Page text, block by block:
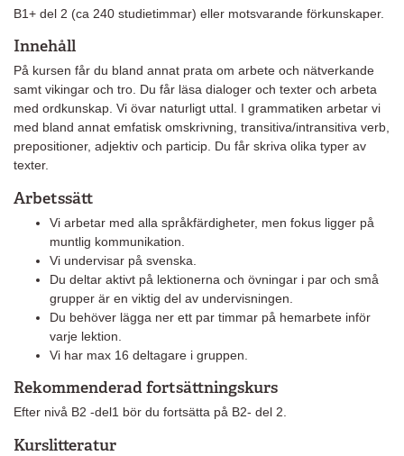
B1+ del 2 (ca 240 studietimmar) eller motsvarande förkunskaper.
Innehåll
På kursen får du bland annat prata om arbete och nätverkande
samt vikingar och tro. Du får läsa dialoger och texter och arbeta
med ordkunskap. Vi övar naturligt uttal. I grammatiken arbetar vi
med bland annat emfatisk omskrivning, transitiva/intransitiva verb,
prepositioner, adjektiv och particip. Du får skriva olika typer av
texter.
Arbetssätt
Vi arbetar med alla språkfärdigheter, men fokus ligger på
muntlig kommunikation.
Vi undervisar på svenska.
Du deltar aktivt på lektionerna och övningar i par och små
grupper är en viktig del av undervisningen.
Du behöver lägga ner ett par timmar på hemarbete inför
varje lektion.
Vi har max 16 deltagare i gruppen.
Rekommenderad fortsättningskurs
Efter nivå B2 -del1 bör du fortsätta på B2- del 2.
Kurslitteratur